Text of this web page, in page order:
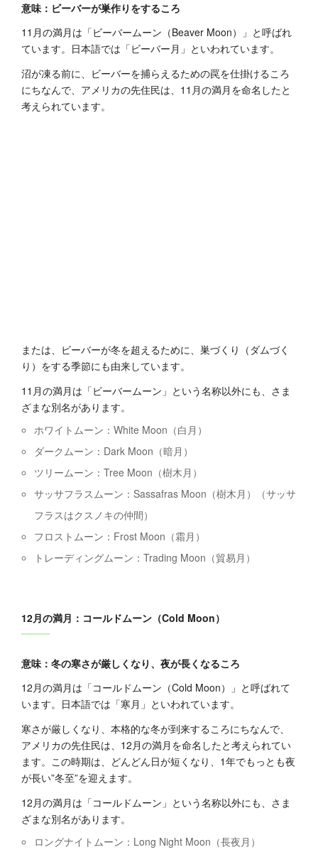
意味：ビーバーが巣作りをするころ
11月の満月は「ビーバームーン（Beaver Moon）」と呼ばれ
ています。日本語では「ビーバー月」といわれています。
沼が凍る前に、ビーバーを捕らえるための罠を仕掛けるころ
にちなんで、アメリカの先住民は、11月の満月を命名したと
考えられています。
または、ビーバーが冬を超えるために、巣づくり（ダムづく
り）をする季節にも由来しています。
11月の満月は「ビーバームーン」という名称以外にも、さま
ざまな別名があります。
ホワイトムーン：White Moon（白月）
ダークムーン：Dark Moon（暗月）
ツリームーン：Tree Moon（樹木月）
サッサフラスムーン：Sassafras Moon（樹木月）（サッサ
フラスはクスノキの仲間）
フロストムーン：Frost Moon（霜月）
トレーディングムーン：Trading Moon（貿易月）
12月の満月：コールドムーン（Cold Moon）
意味：冬の寒さが厳しくなり、夜が長くなるころ
12月の満月は「コールドムーン（Cold Moon）」と呼ばれて
います。日本語では「寒月」といわれています。
寒さが厳しくなり、本格的な冬が到来するころにちなんで、
アメリカの先住民は、12月の満月を命名したと考えられてい
ます。この時期は、どんどん日が短くなり、1年でもっとも夜
が長い”冬至”を迎えます。
12月の満月は「コールドムーン」という名称以外にも、さま
ざまな別名があります。
ロングナイトムーン：Long Night Moon（長夜月）